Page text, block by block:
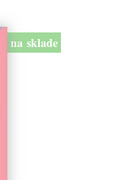
na sklade